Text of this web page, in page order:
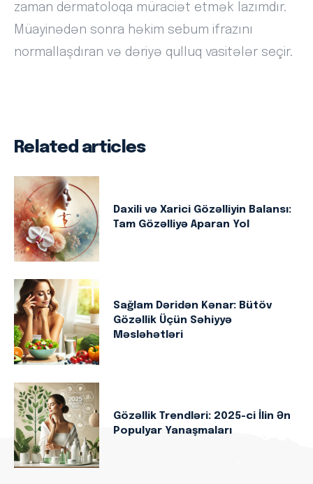
zaman dermatoloqa müraciət etmək lazımdır.
Müayinədən sonra həkim sebum ifrazını
normallaşdıran və dəriyə qulluq vasitələr seçir.
Related articles
Daxili və Xarici Gözəlliyin Balansı:
Tam Gözəlliyə Aparan Yol
Sağlam Dəridən Kənar: Bütöv
Gözəllik Üçün Səhiyyə
Məsləhətləri
Gözəllik Trendləri: 2025-ci İlin Ən
Populyar Yanaşmaları